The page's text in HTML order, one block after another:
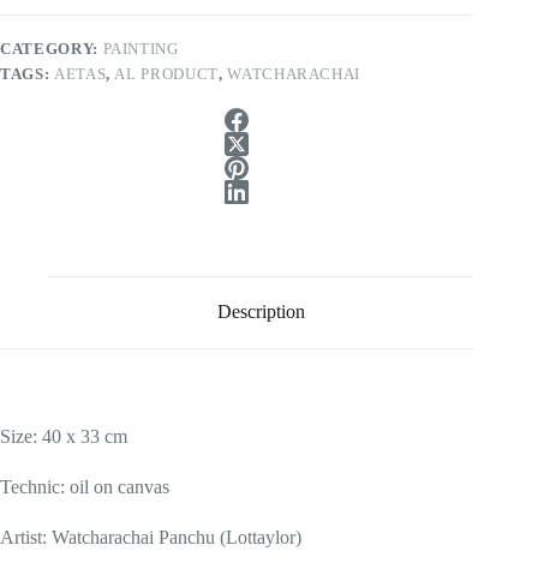
CATEGORY: PAINTING
TAGS: AETAS, AL PRODUCT,WATCHARACHAI
Description
Size: 40 x 33 cm
Technic: oil on canvas
Artist: Watcharachai Panchu (Lottaylor)